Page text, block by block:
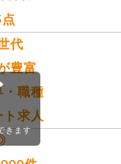
代
豊富
・職種
求人
きます